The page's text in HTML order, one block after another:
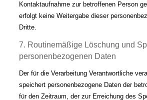
Kontaktaufnahme zur betroffenen Person
erfolgt keine Weitergabe dieser
Dritte.
7. Routinemäßige Löschung und
personenbezogenen Daten
Der für die Verarbeitung Verantwortliche
speichert personenbezogene Daten der
für den Zeitraum, der zur Erreichung des